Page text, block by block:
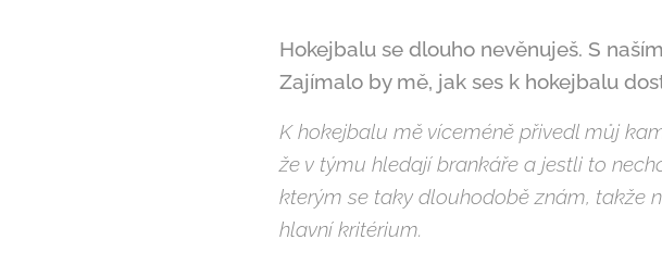
Hokejbalu se dlouho nevěnuješ. S
Zajímalo by mě, jak ses k hokejbalu
K hokejbalu mě víceméně přivedl můj
že v týmu hledají brankáře a jestli to
kterým se taky dlouhodobě znám, takže
hlavní kritérium.